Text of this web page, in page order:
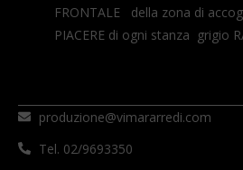
FRONTALE della zona di
PIACERE di ogni stanza grigio
produzione@vimararredi.com
Tel. 02/9693350